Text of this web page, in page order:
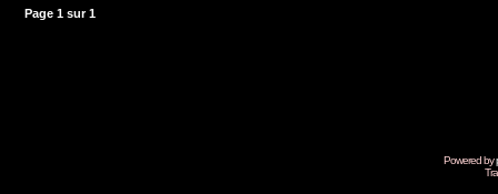
Page 1 sur1
Powered by